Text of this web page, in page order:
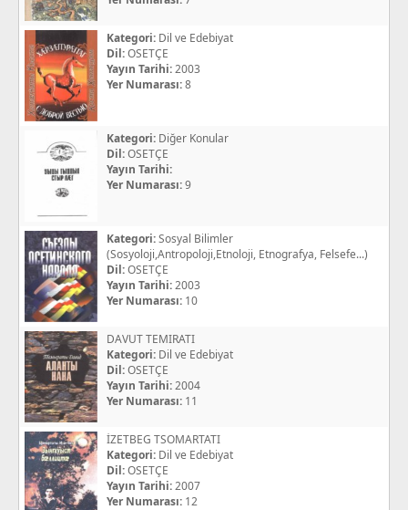
Kategori: Dil ve Edebiyat
Dil:OSETÇE
Yayın Tarihi:2003
Yer Numarası:8
Kategori: Diğer Konular
Dil:OSETÇE
Yayın Tarihi:
Yer Numarası:9
Kategori:Sosyal Bilimler
(Sosyoloji,Antropoloji,Etnoloji, Etnografya, Felsefe...)
Dil:OSETÇE
Yayın Tarihi:2003
Yer Numarası: 10
DAVUT TEMIRATI
Kategori: Dil ve Edebiyat
Dil:OSETÇE
Yayın Tarihi:2004
Yer Numarası: 11
İZETBEG TSOMARTATI
Kategori: Dil ve Edebiyat
Dil:OSETÇE
Yayın Tarihi:2007
Yer Numarası: 12